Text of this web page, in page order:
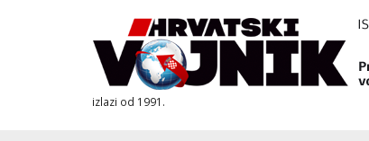
izlazi od 1991.